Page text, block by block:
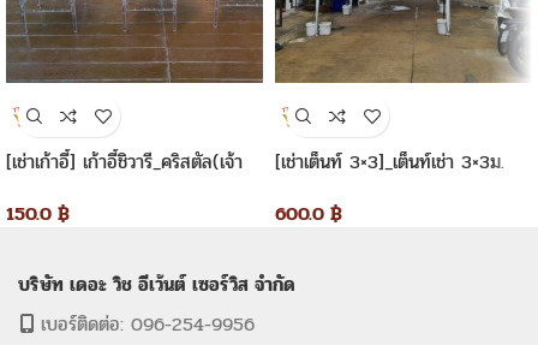
[เช่าเก้าอี้] เก้าอี้ชิวารี_คริสตัล(เจ้า
150.0 ฿
[เช่าเต็นท์ 3×3]_เต็นท์เช่า 3×3ม.
600.0 ฿
บริษัท เดอะ วิช อีเว้นต์ เซอร์วิส จำกัด
เบอร์ติดต่อ: 096-254-9956